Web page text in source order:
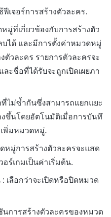
เจอร์การสร้างตัวละคร.
มู่ที่เกี่ยวข้องกับการสร้างตัว
ได้ และมีการตั้งค่าหมวดหมู่
ตัวละคร รายการตัวละครจะ
ละชื่อที่ได้รับจะถูกเปิดเผยภา
ไม่ซ้ำกันซึ่งสามารถแยกแยะ
ขึ้นโดยอัตโนมัติเมื่อการบันทึ
พิ่มหมวดหมู่.
มู่การสร้างตัวละครจะแสด
อร์เกมเป็นค่าเริ่มต้น.
เลือกว่าจะเปิดหรือปิดหมวด
นการสร้างตัวละครของหมวด